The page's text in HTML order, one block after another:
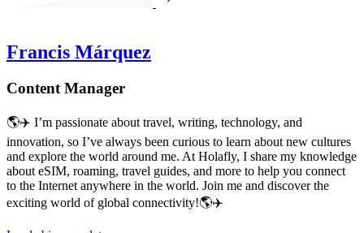
Francis Márquez
Content Manager
🌎✈️ I’m passionate about travel, writing, technology, and
innovation, so I’ve always been curious to learn about new cultures
and explore the world around me. At Holafly, I share my knowledge
about eSIM, roaming, travel guides, and more to help you connect
to the Internet anywhere in the world. Join me and discover the
exciting world of global connectivity!🌎✈️